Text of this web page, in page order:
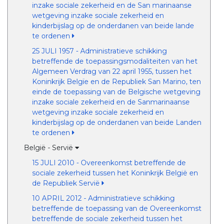
inzake sociale zekerheid en de San marinaanse
wetgeving inzake sociale zekerheid en
kinderbijslag op de onderdanen van beide lande
te ordenen
25 JULI 1957 - Administratieve schikking
betreffende de toepassingsmodaliteiten van het
Algemeen Verdrag van 22 april 1955, tussen het
Koninkrijk Belgïe en de Republiek San Marino, ten
einde de toepassing van de Belgische wetgeving
inzake sociale zekerheid en de Sanmarinaanse
wetgeving inzake sociale zekerheid en
kinderbijslag op de onderdanen van beide Landen
te ordenen
België - Servië
15 JULI 2010 - Overeenkomst betreffende de
sociale zekerheid tussen het Koninkrijk België en
de Republiek Servië
10 APRIL 2012 - Administratieve schikking
betreffende de toepassing van de Overeenkomst
betreffende de sociale zekerheid tussen het